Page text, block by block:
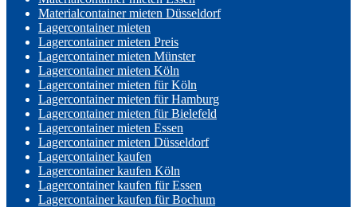
Materialcontainer mieten Düsseldorf
Lagercontainer mieten
Lagercontainer mieten Preis
Lagercontainer mieten Münster
Lagercontainer mieten Köln
Lagercontainer mieten für Köln
Lagercontainer mieten für Hamburg
Lagercontainer mieten für Bielefeld
Lagercontainer mieten Essen
Lagercontainer mieten Düsseldorf
Lagercontainer kaufen
Lagercontainer kaufen Köln
Lagercontainer kaufen für Essen
Lagercontainer kaufen für Bochum